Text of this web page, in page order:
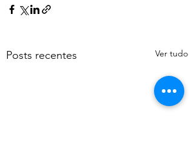
Posts recentes Ver tudo